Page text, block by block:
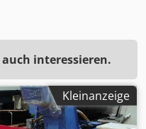
interessieren.
Kleinanzeige